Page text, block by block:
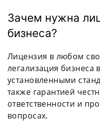
Зачем нужна
бизнеса?
Лицензия в любом
легализация бизнеса
установленными
также гарантией
ответственности и
вопросах.